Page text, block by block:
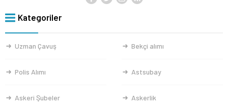
Kategoriler
Uzman Çavuş Bekçi alımı
Polis Alımı Astsubay
Askeri Şubeler Askerlik